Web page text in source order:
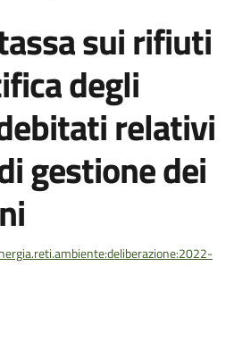
sui rifiuti
degli
relativi
gestione dei